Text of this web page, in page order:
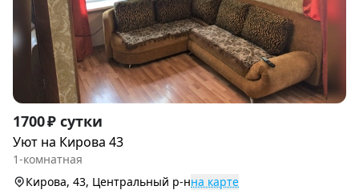
Item
1
of
9
1700 ₽ сутки
Уют на Кирова 43
1-комнатная
Кирова, 43, Центральный р-нна карте